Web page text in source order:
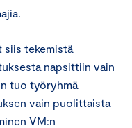
tekemistä
napsittiin vain
tuo työryhmä
vain puolittaista
VM:n